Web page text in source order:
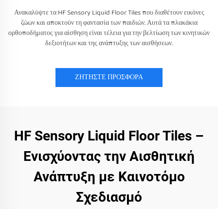
Ανακαλύψτε τα HF Sensory Liquid Floor Tiles που διαθέτουν εικόνες
ζώων και αποκτούν τη φαντασία των παιδιών. Αυτά τα πλακάκια
ορθοποδήματος για αίσθηση είναι τέλεια για την βελτίωση των κινητικών
δεξιοτήτων και της ανάπτυξης των αισθήσεων.
ΖΗΤΗΣΤΕ ΠΡΟΣΦΟΡΑ
HF Sensory Liquid Floor Tiles –
Ενισχύοντας την Αισθητική
Ανάπτυξη με Καινοτόμο
Σχεδιασμό